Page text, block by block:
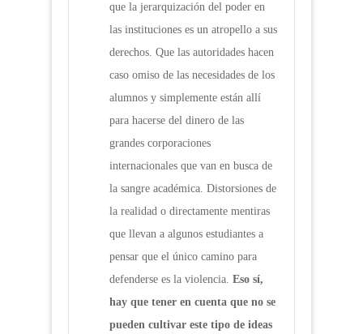
que la jerarquización del poder en
las instituciones es un atropello a sus
derechos. Que las autoridades hacen
caso omiso de las necesidades de los
alumnos y simplemente están allí
para hacerse del dinero de las
grandes corporaciones
internacionales que van en busca de
la sangre académica. Distorsiones de
la realidad o directamente mentiras
que llevan a algunos estudiantes a
pensar que el único camino para
defenderse es la violencia. Eso sí,
hay que tener en cuenta que no se
pueden cultivar este tipo de ideas